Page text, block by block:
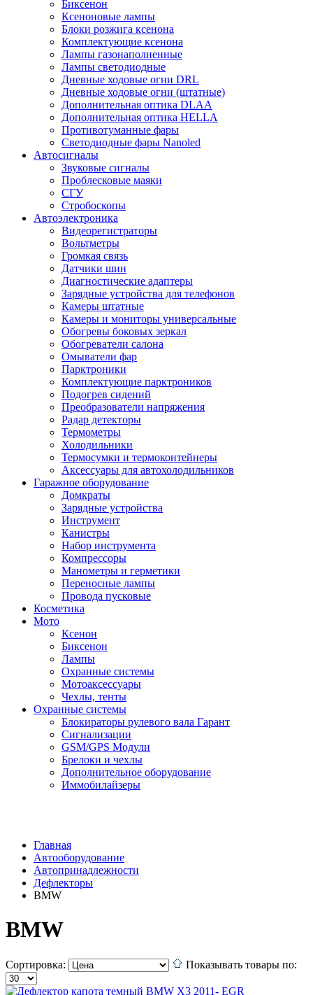
Биксенон
Ксеноновые лампы
Блоки розжига ксенона
Комплектующие ксенона
Лампы газонаполненные
Лампы светодиодные
Дневные ходовые огни DRL
Дневные ходовые огни (штатные)
Дополнительная оптика DLAA
Дополнительная оптика HELLA
Противотуманные фары
Светодиодные фары Nanoled
Автосигналы
Звуковые сигналы
Проблесковые маяки
СГУ
Стробоскопы
Автоэлектроника
Видеорегистраторы
Вольтметры
Громкая связь
Датчики шин
Диагностические адаптеры
Зарядные устройства для телефонов
Камеры штатные
Камеры и мониторы универсальные
Обогревы боковых зеркал
Обогреватели салона
Омыватели фар
Парктроники
Комплектующие парктроников
Подогрев сидений
Преобразователи напряжения
Радар детекторы
Термометры
Холодильники
Термосумки и термоконтейнеры
Аксессуары для автохолодильников
Гаражное оборудование
Домкраты
Зарядные устройства
Инструмент
Канистры
Набор инструмента
Компрессоры
Манометры и герметики
Переносные лампы
Провода пусковые
Косметика
Мото
Ксенон
Биксенон
Лампы
Охранные системы
Мотоаксессуары
Чехлы, тенты
Охранные системы
Блокираторы рулевого вала Гарант
Сигнализации
GSM/GPS Модули
Брелоки и чехлы
Дополнительное оборудование
Иммобилайзеры
Главная
Автооборудование
Автопринадлежности
Дефлекторы
BMW
BMW
Сортировка: Показывать товары по: